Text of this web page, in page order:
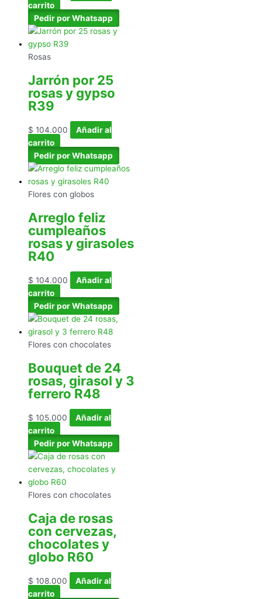
carrito
Pedir por Whatsapp
Rosas
Jarrón por 25
rosas y gypso
R39
$ 104.000
Añadir al
carrito
Pedir por Whatsapp
Flores con globos
Arreglo feliz
cumpleaños
rosas y girasoles
R40
$ 104.000
Añadir al
carrito
Pedir por Whatsapp
Flores con chocolates
Bouquet de 24
rosas, girasol y 3
ferrero R48
$ 105.000
Añadir al
carrito
Pedir por Whatsapp
Flores con chocolates
Caja de rosas
con cervezas,
chocolates y
globo R60
$ 108.000
Añadir al
carrito